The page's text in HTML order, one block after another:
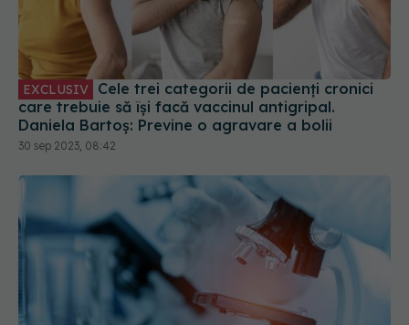
EXCLUSIV
care trebuie să își facă vaccinul antigripal.
Daniela Bartoș: Previne o agravare a bolii
30 sep 2023, 08:42